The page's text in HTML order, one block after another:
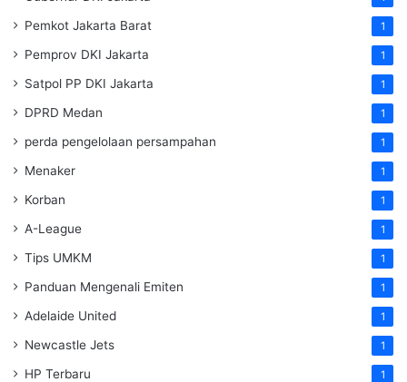
Pemkot Jakarta Barat 1
Pemprov DKI Jakarta 1
Satpol PP DKI Jakarta 1
DPRD Medan 1
perda pengelolaan persampahan 1
Menaker 1
Korban 1
A-League 1
Tips UMKM 1
Panduan Mengenali Emiten 1
Adelaide United 1
Newcastle Jets 1
HP Terbaru 1